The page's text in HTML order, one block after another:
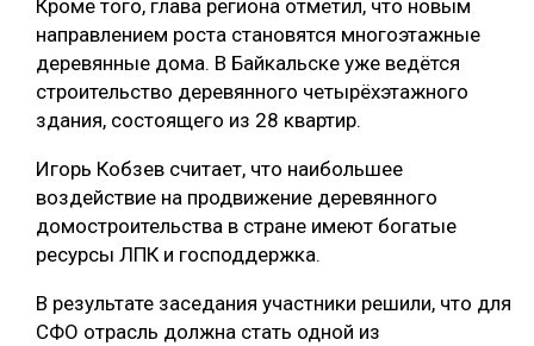
Кроме того, глава региона отметил, что новым
направлением роста становятся многоэтажные
деревянные дома. В Байкальске уже ведётся
строительство деревянного четырёхэтажного
здания, состоящего из 28 квартир.
Игорь Кобзев считает, что наибольшее
воздействие на продвижение деревянного
домостроительства в стране имеют богатые
ресурсы ЛПК и господдержка.
В результате заседания участники решили, что для
СФО отрасль должна стать одной из